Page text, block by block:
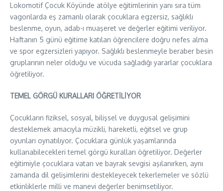
Lokomotif Çocuk Köyünde atölye eğitimlerinin yanı sıra tüm
vagonlarda eş zamanlı olarak çocuklara egzersiz, sağlıklı
beslenme, oyun, adab-ı muaşeret ve değerler eğitimi veriliyor.
Haftanın 5 günü eğitime katılan öğrencilere doğru nefes alma
ve spor egzersizleri yapıyor. Sağlıklı beslenmeyle beraber besin
gruplarının neler olduğu ve vücuda sağladığı yararlar çocuklara
öğretiliyor.
TEMEL GÖRGÜ KURALLARI ÖĞRETİLİYOR
Çocukların fiziksel, sosyal, bilişsel ve duygusal gelişimini
desteklemek amacıyla müzikli, hareketli, eğitsel ve grup
oyunları oynatılıyor. Çocuklara günlük yaşamlarında
kullanabilecekleri temel görgü kuralları öğretiliyor. Değerler
eğitimiyle çocuklara vatan ve bayrak sevgisi aşılanırken, aynı
zamanda dil gelişimlerini destekleyecek tekerlemeler ve sözlü
etkinliklerle milli ve manevi değerler benimsetiliyor.